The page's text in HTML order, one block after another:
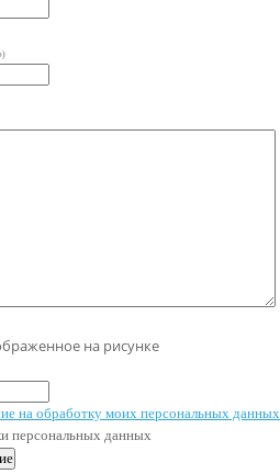
на рисунке
на обработку моих персональных данных
персональных данных